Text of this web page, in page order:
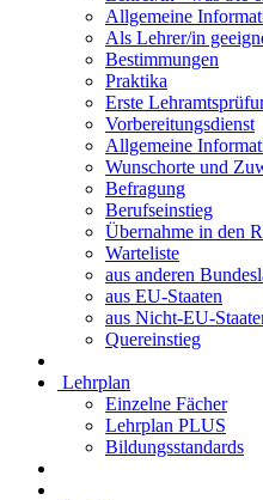
Allgemeine
Als Lehrer/in
Bestimmungen
Praktika
Erste
Vorbereitungsdienst
Allgemeine
Wunschorte und
Befragung
Berufseinstieg
Übernahme in den
Warteliste
aus anderen
aus EU-Staaten
aus Nicht-EU-
Quereinstieg
Lehrplan
Einzelne Fächer
Lehrplan PLUS
Bildungsstandards